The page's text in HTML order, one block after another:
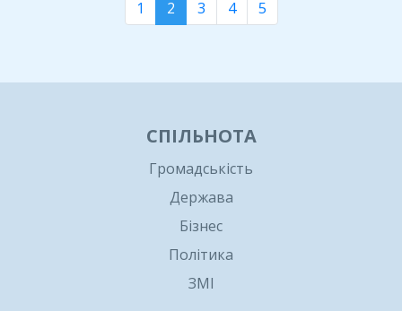
1 2 3 4 5
СПІЛЬНОТА
Громадськість
Держава
Бізнес
Політика
ЗМІ